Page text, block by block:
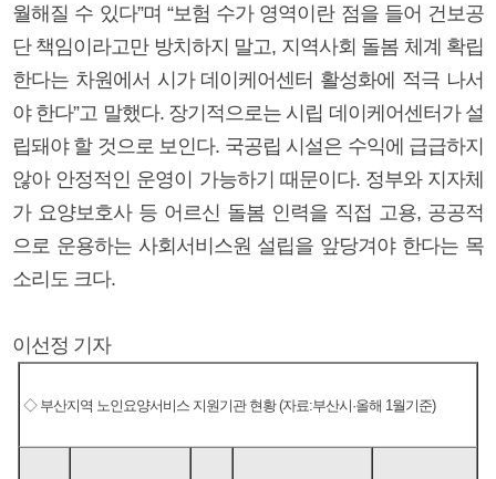
월해질 수 있다”며 “보험 수가 영역이란 점을 들어 건보공
단 책임이라고만 방치하지 말고, 지역사회 돌봄 체계 확립
한다는 차원에서 시가 데이케어센터 활성화에 적극 나서
야 한다”고 말했다. 장기적으로는 시립 데이케어센터가 설
립돼야 할 것으로 보인다. 국공립 시설은 수익에 급급하지
않아 안정적인 운영이 가능하기 때문이다. 정부와 지자체
가 요양보호사 등 어르신 돌봄 인력을 직접 고용, 공공적
으로 운용하는 사회서비스원 설립을 앞당겨야 한다는 목
소리도 크다.
이선정 기자
◇ 부산지역 노인요양서비스 지원기관 현황 (자료:부산시·올해 1월기준)